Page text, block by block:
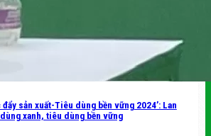
sản xuất-Tiêu dùng bền vững 2024’: Lan
xanh, tiêu dùng bền vững